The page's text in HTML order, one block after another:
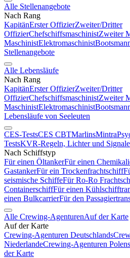
Alle Stellenangebote
Nach Rang
KapitänErster OffizierZweiter/Dritter
OffizierChefschiffsmaschinistZweiter
MaschinistElektromaschinist
Stellenangebote
Alle Lebensläufe
Nach Rang
KapitänErster OffizierZweiter/Dritter
OffizierChefschiffsmaschinistZweiter
MaschinistElektromaschinist
Lebensläufe von Seeleuten
CES-TestsCES CBTMarlinsMintra
TestsKVR-Regeln, Lichter und Signale
Nach Schiffstyp
Für einen ÖltankerFür einen
GastankerFür ein Trockenfrachtschiff
seismische SchiffeFür Ro-Ro
ContainerschiffFür einen
einen BulkcarrierFür den
Alle Crewing-AgenturenAuf der Karte
Auf der Karte
Crewing-Agenturen Deutschlands
NiederlandeCrewing-Agenturen Polens
der Karte